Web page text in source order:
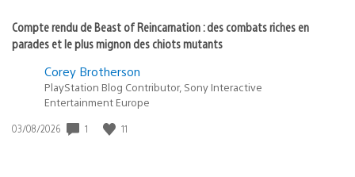
Compte rendu de Beast of Reincarnation : des combats riches en
parades et le plus mignon des chiots mutants
Corey Brotherson
PlayStation Blog Contributor, Sony Interactive
Entertainment Europe
Date
03/08/2026 1 11